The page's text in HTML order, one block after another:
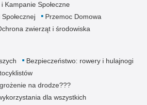
Kampanie Społeczne
Przemoc Domowa
zwierząt i środowiska
Bezpieczeństwo: rowery i hulajnogi
na drodze???
dla wszystkich